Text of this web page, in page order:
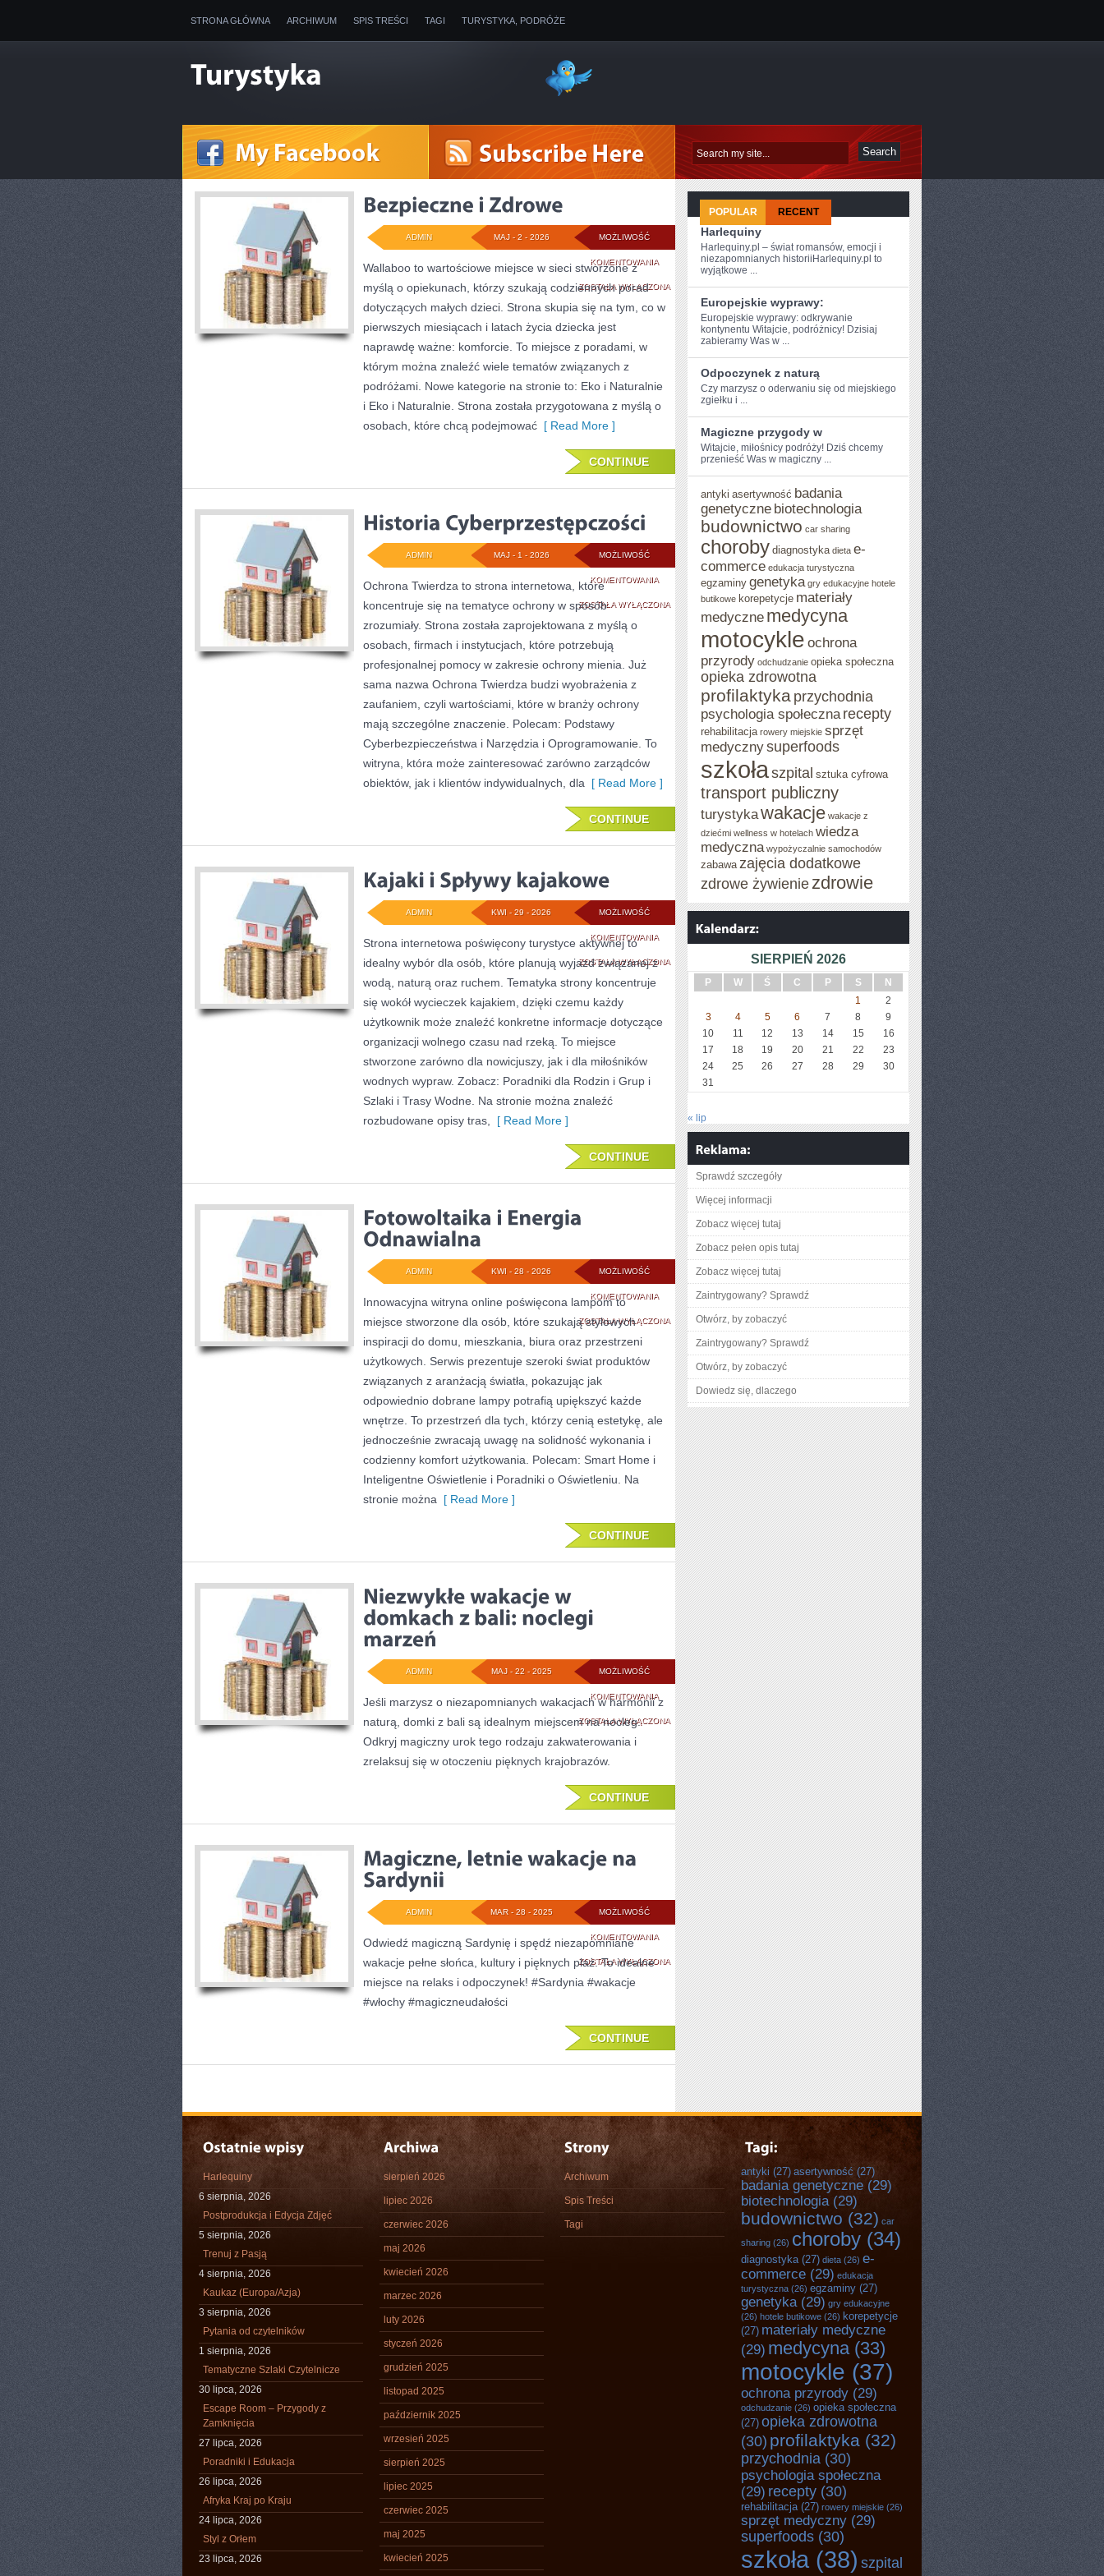
STRONA GŁÓWNA ARCHIWUM SPIS TREŚCI TAGI TURYSTYKA, PODRÓŻE
MOŻLIWOŚĆ
KOMENTOWANIABEZPIECZNE
I
ZDROWE
ZOSTAŁA WYŁĄCZONA
MAJ - 2 - 2026
ADMIN
Wallaboo to wartościowe miejsce w sieci stworzone z
myślą o opiekunach, którzy szukają codziennych porad
dotyczących małych dzieci. Strona skupia się na tym, co w
pierwszych miesiącach i latach życia dziecka jest
naprawdę ważne: komforcie. To miejsce z poradami, w
którym można znaleźć wiele tematów związanych z
podróżami. Nowe kategorie na stronie to: Eko i Naturalnie
i Eko i Naturalnie. Strona została przygotowana z myślą o
osobach, które chcą podejmować [ Read More ]
CONTINUE
MOŻLIWOŚĆ
KOMENTOWANIAHISTORIA
CYBERPRZESTĘPCZOŚCI
ZOSTAŁA WYŁĄCZONA
MAJ - 1 - 2026
ADMIN
Ochrona Twierdza to strona internetowa, które
koncentruje się na tematyce ochrony w sposób
zrozumiały. Strona została zaprojektowana z myślą o
osobach, firmach i instytucjach, które potrzebują
profesjonalnej pomocy w zakresie ochrony mienia. Już
sama nazwa Ochrona Twierdza budzi wyobrażenia z
zaufaniem, czyli wartościami, które w branży ochrony
mają szczególne znaczenie. Polecam: Podstawy
Cyberbezpieczeństwa i Narzędzia i Oprogramowanie. To
witryna, która może zainteresować zarówno zarządców
obiektów, jak i klientów indywidualnych, dla [ Read More ]
CONTINUE
MOŻLIWOŚĆ
KOMENTOWANIAKAJAKI
I
SPŁYWY
KAJAKOWE
ZOSTAŁA WYŁĄCZONA
KWI - 29 - 2026
ADMIN
Strona internetowa poświęcony turystyce aktywnej to
idealny wybór dla osób, które planują wyjazd związanej z
wodą, naturą oraz ruchem. Tematyka strony koncentruje
się wokół wycieczek kajakiem, dzięki czemu każdy
użytkownik może znaleźć konkretne informacje dotyczące
organizacji wolnego czasu nad rzeką. To miejsce
stworzone zarówno dla nowicjuszy, jak i dla miłośników
wodnych wypraw. Zobacz: Poradniki dla Rodzin i Grup i
Szlaki i Trasy Wodne. Na stronie można znaleźć
rozbudowane opisy tras,
[ Read More ]
CONTINUE
MOŻLIWOŚĆ
KOMENTOWANIAFOTOWOLTAIKA
I
ENERGIA
ODNAWIALNA
ZOSTAŁA WYŁĄCZONA
KWI - 28 - 2026
ADMIN
Innowacyjna witryna online poświęcona lampom to
miejsce stworzone dla osób, które szukają stylowych
inspiracji do domu, mieszkania, biura oraz przestrzeni
użytkowych. Serwis prezentuje szeroki świat produktów
związanych z aranżacją światła, pokazując jak
odpowiednio dobrane lampy potrafią upiększyć każde
wnętrze. To przestrzeń dla tych, którzy cenią estetykę, ale
jednocześnie zwracają uwagę na solidność wykonania i
codzienny komfort użytkowania. Polecam: Smart Home i
Inteligentne Oświetlenie i Poradniki o Oświetleniu. Na
stronie można [ Read More ]
CONTINUE
MOŻLIWOŚĆ
KOMENTOWANIANIEZWYKŁE
WAKACJE
DOMKACH
BALI:
NOCLEGI
MARZEŃ
ZOSTAŁA WYŁĄCZONA
MAJ - 22 - 2025
ADMIN
Jeśli marzysz o niezapomnianych wakacjach w harmonii z
naturą, domki z bali są idealnym miejscem na nocleg.
Odkryj magiczny urok tego rodzaju zakwaterowania i
zrelaksuj się w otoczeniu pięknych krajobrazów.
CONTINUE
MOŻLIWOŚĆ
KOMENTOWANIAMAGICZNE,
LETNIE
WAKACJE
SARDYNII
ZOSTAŁA WYŁĄCZONA
MAR - 28 - 2025
ADMIN
Odwiedź magiczną Sardynię i spędź niezapomniane
wakacje pełne słońca, kultury i pięknych plaż. To idealne
miejsce na relaks i odpoczynek! #Sardynia #wakacje
#włochy #magiczneudałości
CONTINUE
POPULAR RECENT
Harlequiny
Harlequiny.pl – świat romansów, emocji i
niezapomnianych historiiHarlequiny.pl to
wyjątkowe ...
Europejskie wyprawy:
Europejskie wyprawy: ⁣odkrywanie
kontynentu Witajcie, podróżnicy! Dzisiaj
zabieramy Was w ...
Odpoczynek z naturą
Czy marzysz o oderwaniu ​się od miejskiego
zgiełku i ...
Magiczne przygody w
Witajcie, miłośnicy ​podróży! Dziś chcemy⁢
przenieść Was w magiczny ...
antyki asertywność badania
genetyczne biotechnologia
budownictwo car sharing
choroby diagnostyka dieta e-
commerce edukacja turystyczna
egzaminy genetyka gry edukacyjne hotele
butikowe korepetycje materiały
medyczne medycyna
motocykle ochrona
przyrody odchudzanie opieka społeczna
opieka zdrowotna
profilaktyka przychodnia
psychologia społeczna recepty
rehabilitacja rowery miejskie sprzęt
medycznysuperfoods
szkołaszpital sztuka cyfrowa
transport publiczny
turystykawakacje wakacje z
dziećmi wellness w hotelach wiedza
medyczna wypożyczalnie samochodów
zabawa zajęcia dodatkowe
zdrowe żywienie zdrowie
SIERPIEŃ 2026
P W Ś C P S
N
1
2
3
4 5 6 7 8
9
10
11 12 13 14 15
16
17
18 19 20 21 22
23
24
25 26 27 28 29
30
31
« lip
Sprawdź szczegóły
Więcej informacji
Zobacz więcej tutaj
Zobacz pełen opis tutaj
Zobacz więcej tutaj
Zaintrygowany? Sprawdź
Otwórz, by zobaczyć
Zaintrygowany? Sprawdź
Otwórz, by zobaczyć
Dowiedz się, dlaczego
Harlequiny
6 sierpnia, 2026
Postprodukcja i Edycja Zdjęć
5 sierpnia, 2026
Trenuj z Pasją
4 sierpnia, 2026
Kaukaz (Europa/Azja)
3 sierpnia, 2026
Pytania od czytelników
1 sierpnia, 2026
Tematyczne Szlaki Czytelnicze
30 lipca, 2026
Escape Room – Przygody z
Zamknięcia
27 lipca, 2026
Poradniki i Edukacja
26 lipca, 2026
Afryka Kraj po Kraju
24 lipca, 2026
Styl z Orłem
23 lipca, 2026
sierpień 2026
lipiec 2026
czerwiec 2026
maj 2026
kwiecień 2026
marzec 2026
luty 2026
styczeń 2026
grudzień 2025
listopad 2025
październik 2025
wrzesień 2025
sierpień 2025
lipiec 2025
czerwiec 2025
maj 2025
kwiecień 2025
Archiwum
Spis Treści
Tagi
antyki (27) asertywność (27)
badania genetyczne (29)
biotechnologia (29)
budownictwo (32) car
sharing (26) choroby (34)
diagnostyka(27) dieta (26) e-
commerce (29) edukacja
turystyczna (26) egzaminy (27)
genetyka (29) gry edukacyjne
(26) hotele butikowe (26) korepetycje
(27) materiały medyczne
(29) medycyna(33)
motocykle (37)
ochrona przyrody (29)
odchudzanie (26) opieka społeczna
(27) opieka zdrowotna
(30) profilaktyka (32)
przychodnia (30)
psychologia społeczna
(29) recepty (30)
rehabilitacja(27) rowery miejskie (26)
sprzęt medyczny (29)
superfoods (30)
szkoła (38) szpital